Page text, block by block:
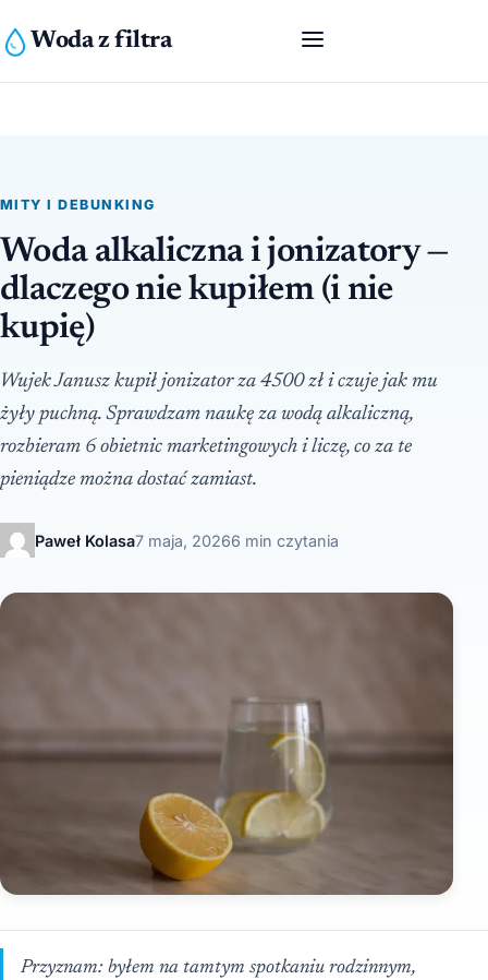
Woda z filtra
MITY I DEBUNKING
Woda alkaliczna i jonizatory —
dlaczego nie kupiłem (i nie
kupię)
Wujek Janusz kupił jonizator za 4500 zł i czuje jak mu
żyły puchną. Sprawdzam naukę za wodą alkaliczną,
rozbieram 6 obietnic marketingowych i liczę, co za te
pieniądze można dostać zamiast.
Paweł Kolasa7 maja, 20266 min czytania
Przyznam: byłem na tamtym spotkaniu rodzinnym,